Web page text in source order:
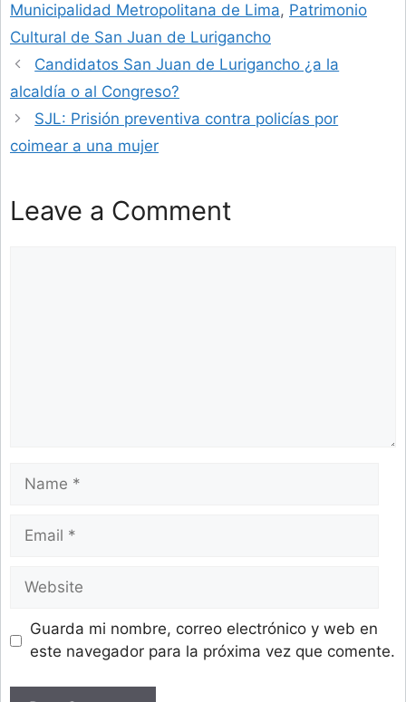
Municipalidad Metropolitana de Lima, Patrimonio
Cultural de San Juan de Lurigancho
Candidatos San Juan de Lurigancho ¿a la
alcaldía o al Congreso?
SJL: Prisión preventiva contra policías por
coimear a una mujer
Leave a Comment
Name
Email
Website
Guarda mi nombre, correo electrónico y web en
este navegador para la próxima vez que comente.